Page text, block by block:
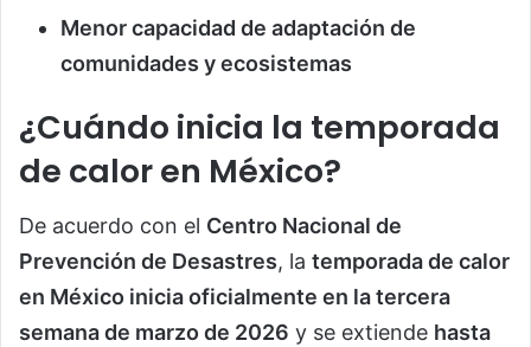
Menor capacidad de adaptación de
comunidades y ecosistemas
¿Cuándo inicia la temporada
de calor en México?
De acuerdo con el Centro Nacional de
Prevención de Desastres, la temporada de calor
en México inicia oficialmente en la tercera
semana de marzo de 2026 y se extiende hasta